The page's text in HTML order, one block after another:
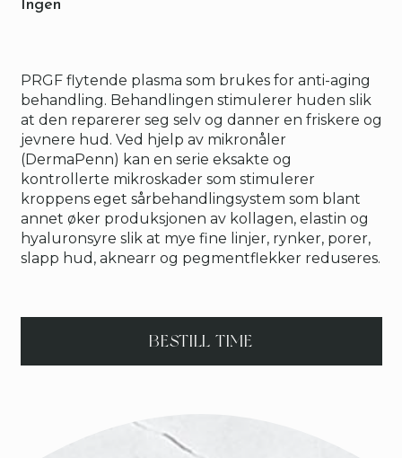
PRGF flytende plasma som brukes for anti-aging
behandling. Behandlingen stimulerer huden slik
at den reparerer seg selv og danner en friskere og
jevnere hud. Ved hjelp av mikronåler
(DermaPenn) kan en serie eksakte og
kontrollerte mikroskader som stimulerer
kroppens eget sårbehandlingsystem som blant
annet øker produksjonen av kollagen, elastin og
hyaluronsyre slik at mye fine linjer, rynker, porer,
slapp hud, aknearr og pegmentflekker reduseres.
BESTILL TIME